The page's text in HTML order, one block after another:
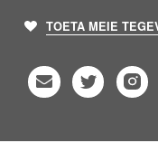
TOETA MEIE